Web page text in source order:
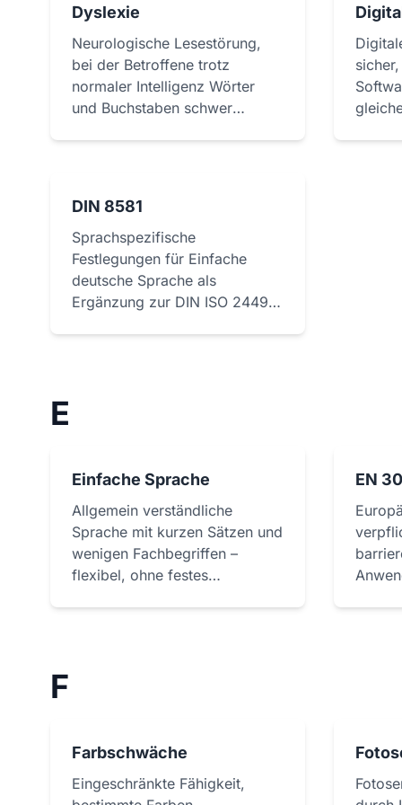
h
l
Dyslexie
Neurologische Lesestörung,
bei der Betroffene trotz
normaler Intelligenz Wörter
und Buchstaben schwer
DIN 8581
Sprachspezifische
Festlegungen für Einfache
deutsche Sprache als
Ergänzung zur DIN ISO 24495-
E
Einfache Sprache
Allgemein verständliche
Sprache mit kurzen Sätzen und
wenigen Fachbegriffen –
flexibel, ohne festes
EN
F
Farbschwäche
Eingeschränkte Fähigkeit,